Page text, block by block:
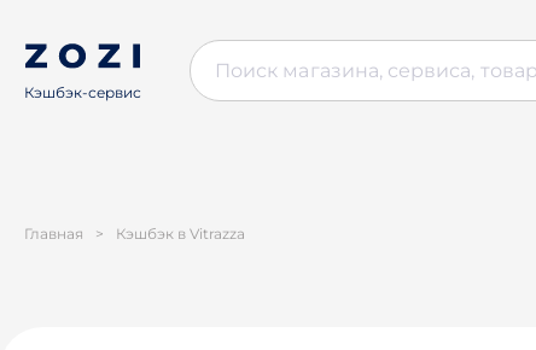
Кэшбэк-сервис
Главная > Кэшбэк в Vitrazza